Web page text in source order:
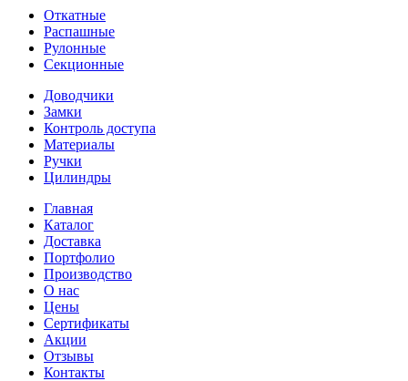
Откатные
Распашные
Рулонные
Секционные
Доводчики
Замки
Контроль доступа
Материалы
Ручки
Цилиндры
Главная
Каталог
Доставка
Портфолио
Производство
О нас
Цены
Сертификаты
Акции
Отзывы
Контакты